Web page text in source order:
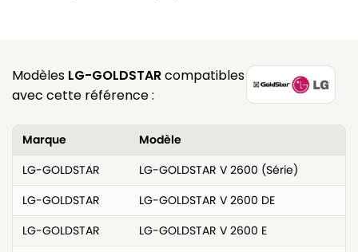
Modèles LG-GOLDSTARcompatibles
avec cette référence :
Marque
Modèle
LG-GOLDSTAR
LG-GOLDSTAR V 2600 (Série)
LG-GOLDSTAR
LG-GOLDSTAR V 2600 DE
LG-GOLDSTAR
LG-GOLDSTAR V 2600 E